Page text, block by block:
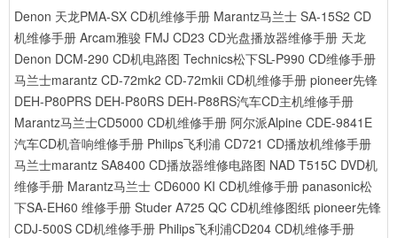
Denon 天龙PMA-SX CD机维修手册 Marantz马兰士 SA-15S2 CD
机维修手册 Arcam雅骏 FMJ CD23 CD光盘播放器维修手册 天龙
Denon DCM-290 CD机电路图 Technics松下SL-P990 CD维修手册
马兰士marantz CD-72mk2 CD-72mkii CD机维修手册 pioneer先锋
DEH-P80PRS DEH-P80RS DEH-P88RS汽车CD主机维修手册
Marantz马兰士CD5000 CD机维修手册 阿尔派Alpine CDE-9841E
汽车CD机音响维修手册 Philips飞利浦 CD721 CD播放机维修手册
马兰士marantz SA8400 CD播放器维修电路图 NAD T515C DVD机
维修手册 Marantz马兰士 CD6000 KI CD机维修手册 panasonic松
下SA-EH60 维修手册 Studer A725 QC CD机维修图纸 pioneer先锋
CDJ-500S CD机维修手册 Philips飞利浦CD204 CD机维修手册